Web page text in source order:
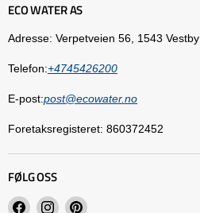
ECO WATER AS
Adresse: Verpetveien 56, 1543 Vestby
Telefon:+4745426200
E-post:post@ecowater.no
Foretaksregisteret: 860372452
FØLG OSS
Finn Finn Finn